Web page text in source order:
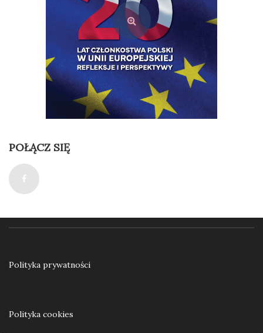
Dodaj do koszyka
POŁĄCZ SIĘ
Polityka prywatności
Polityka cookies